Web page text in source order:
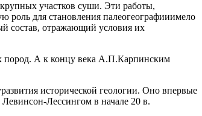
участков суши. Эти работы,
для становления палеогеографииимело
состав, отражающий условия их
пород. А к концу века А.П.Карпинским
исторической геологии. Оно впервые
Лессингом в начале 20 в.